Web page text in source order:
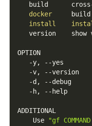
build
docker
     build
install
version    show
OPTION
   -y,
--yes
   -v,
--version
   -d,
--debug
   -h,
--help
ADDITIONAL
    Use
"gf